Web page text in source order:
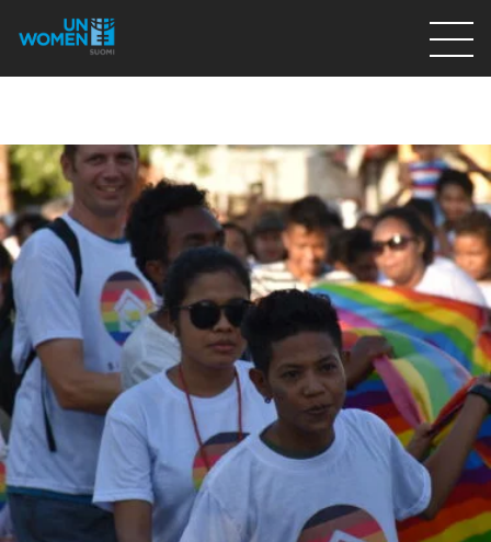
Osallistu
Mitä teemme
Ajankohtaista
Tietoa meistä
På Svenska
Valikon rivi
Lahjoita